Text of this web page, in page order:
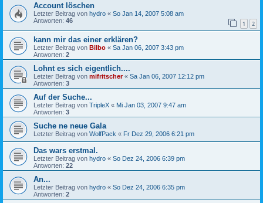
Account löschen
Letzter Beitrag von hydro « So Jan 14, 2007 5:08 am
Antworten: 46 1 2
kann mir das einer erklären?
Letzter Beitrag von Bilbo « Sa Jan 06, 2007 3:43 pm
Antworten: 2
Lohnt es sich eigentlich....
Letzter Beitrag von mifritscher« Sa Jan 06, 2007 12:12 pm
Antworten: 3
Auf der Suche...
Letzter Beitrag von TripleX « Mi Jan 03, 2007 9:47 am
Antworten: 3
Suche ne neue Gala
Letzter Beitrag von WolfPack « Fr Dez 29, 2006 6:21 pm
Das wars erstmal.
Letzter Beitrag von hydro « So Dez 24, 2006 6:39 pm
Antworten: 22
An...
Letzter Beitrag von hydro « So Dez 24, 2006 6:35 pm
Antworten: 2